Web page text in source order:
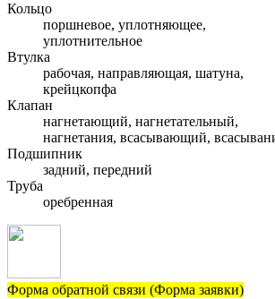
Кольцо
поршневое, уплотняющее,
уплотнительное
Втулка
рабочая, направляющая, шатуна,
крейцкопфа
Клапан
нагнетающий, нагнетательный,
нагнетания, всасывающий,
Подшипник
задний, передний
Труба
оребренная
Форма обратной связи (Форма заявки)